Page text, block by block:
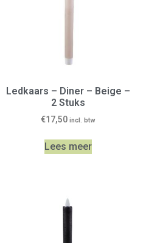
Ledkaars – Diner – Beige –
2 Stuks
€17,50 incl. btw
Lees meer